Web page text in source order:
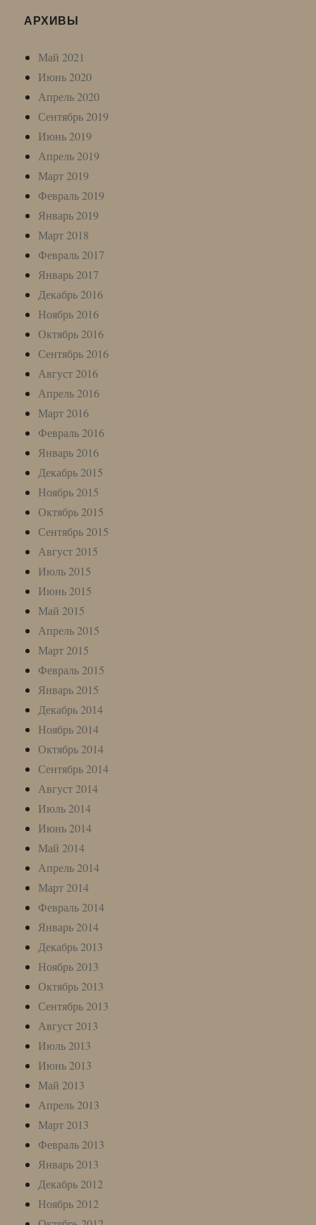
АРХИВЫ
Май 2021
Июнь 2020
Апрель 2020
Сентябрь 2019
Июнь 2019
Апрель 2019
Март 2019
Февраль 2019
Январь 2019
Март 2018
Февраль 2017
Январь 2017
Декабрь 2016
Ноябрь 2016
Октябрь 2016
Сентябрь 2016
Август 2016
Апрель 2016
Март 2016
Февраль 2016
Январь 2016
Декабрь 2015
Ноябрь 2015
Октябрь 2015
Сентябрь 2015
Август 2015
Июль 2015
Июнь 2015
Май 2015
Апрель 2015
Март 2015
Февраль 2015
Январь 2015
Декабрь 2014
Ноябрь 2014
Октябрь 2014
Сентябрь 2014
Август 2014
Июль 2014
Июнь 2014
Май 2014
Апрель 2014
Март 2014
Февраль 2014
Январь 2014
Декабрь 2013
Ноябрь 2013
Октябрь 2013
Сентябрь 2013
Август 2013
Июль 2013
Июнь 2013
Май 2013
Апрель 2013
Март 2013
Февраль 2013
Январь 2013
Декабрь 2012
Ноябрь 2012